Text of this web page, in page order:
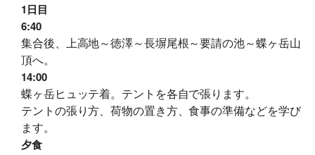
1日目
6:40
集合後、上高地～徳澤～長塀尾根～要請の池～蝶ヶ岳山
頂へ。
14:00
蝶ヶ岳ヒュッテ着。テントを各自で張ります。
テントの張り方、荷物の置き方、食事の準備などを学び
ます。
夕食
旅行条件（要旨）